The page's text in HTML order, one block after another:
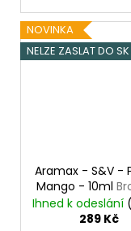
NOVINKA
NELZE ZASLAT DO SK
Aramax - S&V -
Mango - 10ml
Mango
Ihned k odeslání
289 Kč